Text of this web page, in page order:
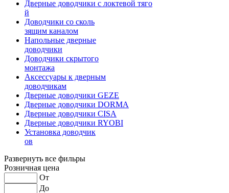
Дверные доводчики с локтевой тяго
й
Доводчики со сколь
зящим каналом
Напольные дверные
доводчики
Доводчики скрытого
монтажа
Аксессуары к дверным
доводчикам
Дверные доводчики GEZE
Дверные доводчики DORMA
Дверные доводчики CISA
Дверные доводчики RYOBI
Установка доводчик
ов
Развернуть все фильры
Розничная цена
От
До